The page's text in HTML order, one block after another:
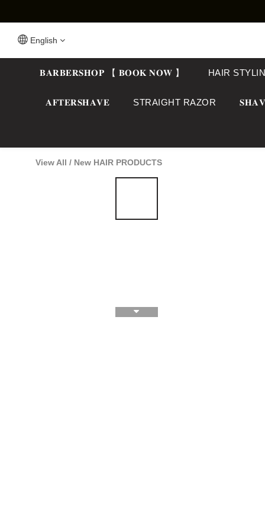
English
𝐁𝐀𝐑𝐁𝐄𝐑𝐒𝐇𝐎𝐏 【 𝐁𝐎𝐎𝐊 𝐍𝐎𝐖 】 HAIR
𝐀𝐅𝐓𝐄𝐑𝐒𝐇𝐀𝐕𝐄 STRAIGHT RAZOR
View All / New HAIR PRODUCTS